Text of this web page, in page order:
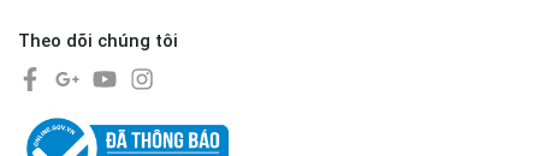
Theo dõi chúng tôi